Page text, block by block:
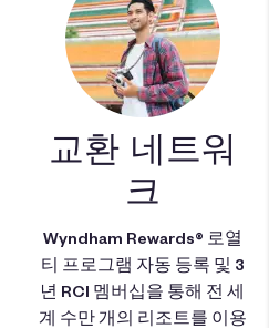
교환 네트워
크
Wyndham Rewards® 로열
티 프로그램 자동 등록 및 3
년 RCI 멤버십을 통해 전 세
계 수만 개의 리조트를 이용